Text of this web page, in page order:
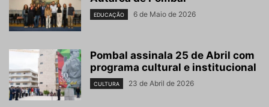
EDUCAÇÃO 6 de Maio de 2026
Pombal assinala 25 de Abril com
programa cultural e institucional
CULTURA 23 de Abril de 2026